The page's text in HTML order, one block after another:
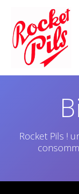
Rocket Pils !